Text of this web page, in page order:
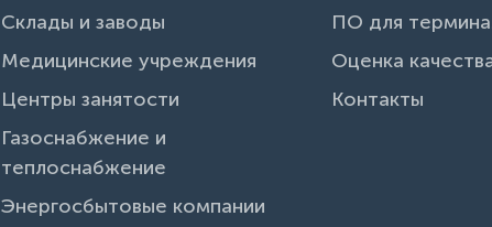
Склады и заводы
Медицинские учреждения
Центры занятости
Газоснабжение и
теплоснабжение
Энергосбытовые компании
ПО для
Оценка
Контакты